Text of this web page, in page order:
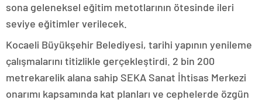
sona geleneksel eğitim metotlarının ötesinde ileri
seviye eğitimler verilecek.
Kocaeli Büyükşehir Belediyesi, tarihi yapının yenileme
çalışmalarını titizlikle gerçekleştirdi. 2 bin 200
metrekarelik alana sahip SEKA Sanat İhtisas Merkezi
onarımı kapsamında kat planları ve cephelerde özgün